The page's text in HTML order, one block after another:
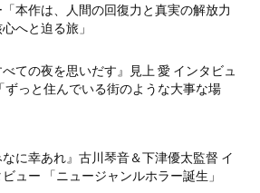
「本作は、人間の回復力と真実の解放力
へと迫る旅」
べての夜を思いだす』見上 愛 インタビュ
ずっと住んでいる街のような大事な場
なに幸あれ』古川琴音＆下津優太監督 イ
ビュー 「ニュージャンルホラー誕生」